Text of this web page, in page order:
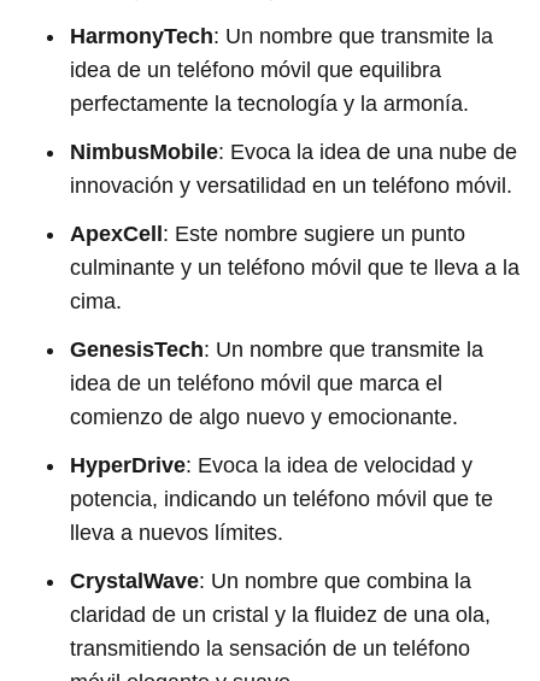
HarmonyTech: Un nombre que transmite la
idea de un teléfono móvil que equilibra
perfectamente la tecnología y la armonía.
NimbusMobile: Evoca la idea de una nube de
innovación y versatilidad en un teléfono móvil.
ApexCell : Este nombre sugiere un punto
culminante y un teléfono móvil que te lleva a la
cima.
GenesisTech: Un nombre que transmite la
idea de un teléfono móvil que marca el
comienzo de algo nuevo y emocionante.
HyperDrive: Evoca la idea de velocidad y
potencia, indicando un teléfono móvil que te
lleva a nuevos límites.
CrystalWave: Un nombre que combina la
claridad de un cristal y la fluidez de una ola,
transmitiendo la sensación de un teléfono